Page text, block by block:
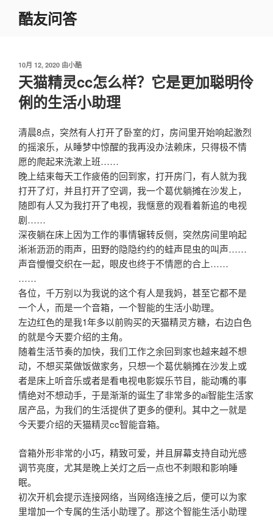
酷友问答
发
布
于
10月 12, 2020 由小酷
天猫精灵cc怎么样？它是更加聪明伶
俐的生活小助理
清晨8点，突然有人打开了卧室的灯，房间里开始响起激烈
的摇滚乐，从睡梦中惊醒的我再没办法赖床，只得极不情
愿的爬起来洗漱上班……
晚上结束每天工作疲倦的回到家，打开房门，有人就为我
打开了灯，并且打开了空调，我一个葛优躺摊在沙发上，
随即有人又为我打开了电视，我惬意的观看着新追的电视
剧……
深夜躺在床上因为工作的事情辗转反侧，突然房间里响起
淅淅沥沥的雨声，田野的隐隐约约的蛙声昆虫的叫声……
声音慢慢交织在一起，眼皮也终于不情愿的合上……
……
各位，千万别以为我说的这个有人是我妈，甚至它都不是
一个人，而是一个音箱，一个智能的生活小助理。
左边红色的是我1年多以前购买的天猫精灵方糖，右边白色
的就是今天要介绍的主角。
随着生活节奏的加快，我们工作之余回到家也越来越不想
动，不想买菜做饭做家务，只想一个葛优躺摊在沙发上或
者是床上听音乐或者是看电视电影娱乐节目，能动嘴的事
情绝对不想动手，于是渐渐的诞生了非常多的ai智能生活家
居产品，为我们的生活提供了更多的便利。其中之一就是
今天要介绍的天猫精灵cc智能音箱。
音箱外形非常的小巧，精致可爱，并且屏幕支持自动光感
调节亮度，尤其是晚上关灯之后一点也不刺眼和影响睡
眠。
初次开机会提示连接网络，当网络连接之后，便可以为家
里增加一个专属的生活小助理了。那这个智能生活小助理